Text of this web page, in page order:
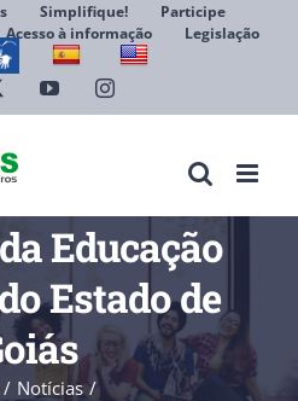
Simplifique!
Participe
Acesso à informação
Legislação
YouTubeInstagram
Educação
Estado de
Notícias